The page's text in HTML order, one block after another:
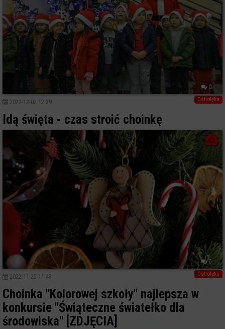
0
Ostrołęka
2022-12-02 12:39
Idą święta - czas stroić choinkę
0
Ostrołęka
2022-11-25 11:43
Choinka "Kolorowej szkoły" najlepsza w
konkursie "Świąteczne światełko dla
środowiska" [ZDJĘCIA]